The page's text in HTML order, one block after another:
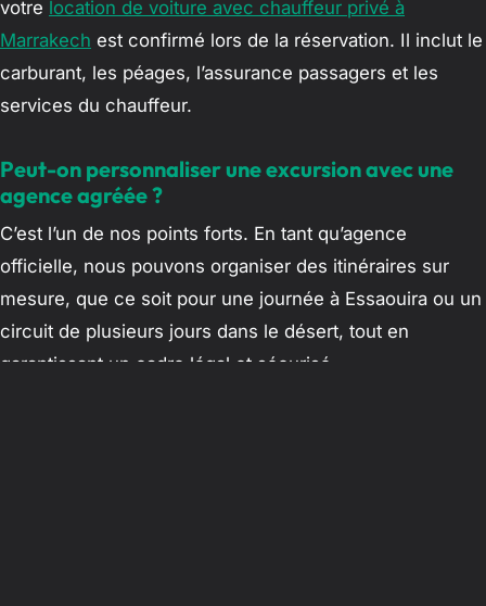
votre location de voiture avec chauffeur privé à
Marrakech est confirmé lors de la réservation. Il inclut le
carburant, les péages, l’assurance passagers et les
services du chauffeur.
Peut-on personnaliser une excursion avec une
agence agréée ?
C’est l’un de nos points forts. En tant qu’agence
officielle, nous pouvons organiser des itinéraires sur
mesure, que ce soit pour une journée à Essaouira ou un
circuit de plusieurs jours dans le désert, tout en
garantissant un cadre légal et sécurisé.